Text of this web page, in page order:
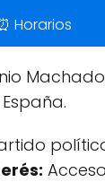
Horarios